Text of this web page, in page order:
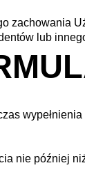
zachowania
lub
nie później